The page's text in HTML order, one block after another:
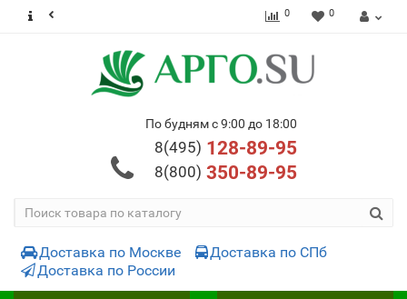
0 0
По будням с 9:00 до 18:00
8(495) 128-89-95
8(800) 350-89-95
Доставка по Москве
Доставка по СПб
Доставка по России